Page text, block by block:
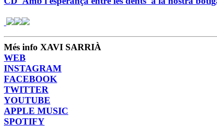
Més info XAVI SARRIÀ
WEB
INSTAGRAM
FACEBOOK
TWITTER
YOUTUBE
APPLE MUSIC
SPOTIFY